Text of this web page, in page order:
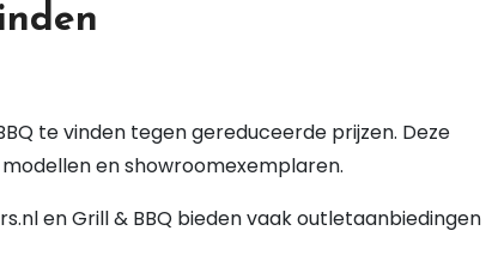
te vinden tegen gereduceerde prijzen. Deze
en showroomexemplaren.
en Grill & BBQ bieden vaak outletaanbiedingen